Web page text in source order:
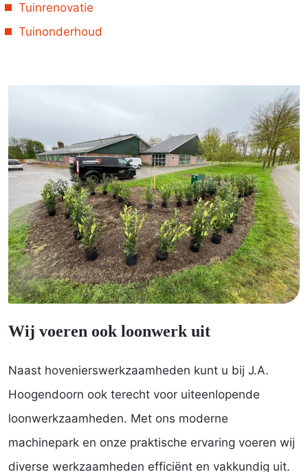
Tuinrenovatie
Tuinonderhoud
Wij voeren ook loonwerk uit
Naast hovenierswerkzaamheden kunt u bij J.A.
Hoogendoorn ook terecht voor uiteenlopende
loonwerkzaamheden. Met ons moderne
machinepark en onze praktische ervaring voeren wij
diverse werkzaamheden efficiënt en vakkundig uit.